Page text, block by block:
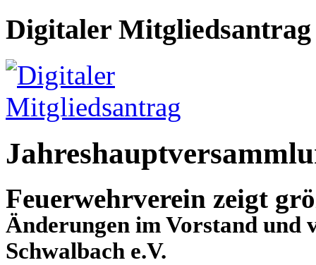
Digitaler Mitgliedsantrag
Feuerwehrverein zeigt
Änderungen im Vorstand und
Schwalbach e.V.